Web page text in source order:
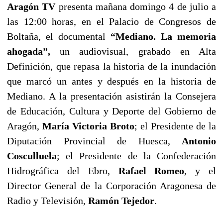
Aragón TVpresenta mañana domingo 4 de julio a
las 12:00 horas, en el Palacio de Congresos de
Boltaña, el documental “Mediano. La memoria
ahogada”, un audiovisual, grabado en Alta
Definición, que repasa la historia de la inundación
que marcó un antes y después en la historia de
Mediano. A la presentación asistirán la Consejera
de Educación, Cultura y Deporte del Gobierno de
Aragón, María Victoria Broto; el Presidente de la
Diputación Provincial de Huesca, Antonio
Cosculluela; el Presidente de la Confederación
Hidrográfica del Ebro, Rafael Romeo, y el
Director General de la Corporación Aragonesa de
Radio y Televisión, Ramón Tejedor.